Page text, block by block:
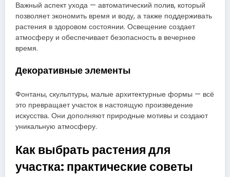
Важный аспект ухода — автоматический полив, который
позволяет экономить время и воду, а также поддерживать
растения в здоровом состоянии. Освещение создает
атмосферу и обеспечивает безопасность в вечернее
время.
Декоративные элементы
Фонтаны, скульптуры, малые архитектурные формы — всё
это превращает участок в настоящую произведение
искусства. Они дополняют природные мотивы и создают
уникальную атмосферу.
Как выбрать растения для
участка: практические советы